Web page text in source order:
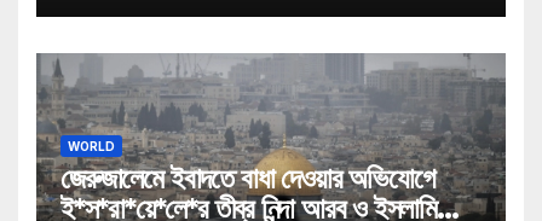
WORLD
জেরুজালেমে ইবাদতে বাধা দেওয়ার অভিযোগে
ই*স*রা*য়ে*লে*র তীব্র নিন্দা আরব ও ইসলামি